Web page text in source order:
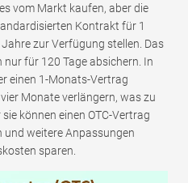
vom Markt kaufen, aber die
Kontrakt für 1
zur Verfügung stellen. Das
für 120 Tage absichern. In
einen 1-Monats-Vertrag
Monate verlängern, was zu
können einen OTC-Vertrag
und weitere Anpassungen
sparen.